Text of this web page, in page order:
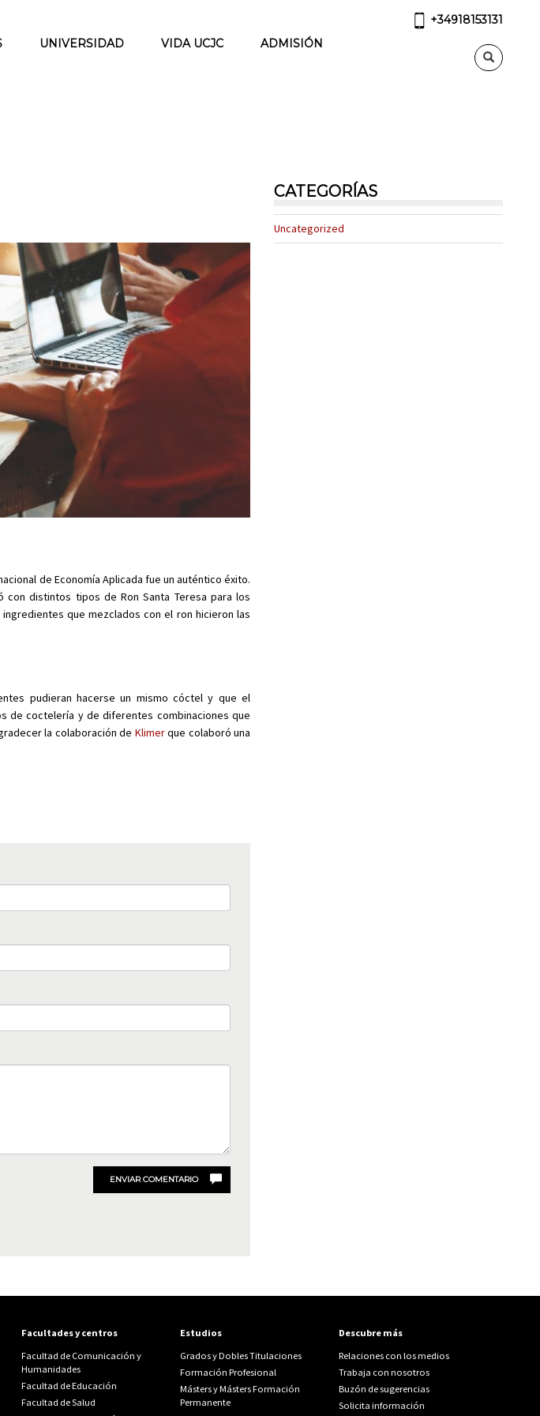
UNIVERSIDAD VIDA UCJC ADMISIÓN
+34918153131
de Economía Aplicada fue un auténtico éxito.
distintos tipos de Ron Santa Teresa para los
que mezclados con el ron hicieron las
pudieran hacerse un mismo cóctel y que el
de coctelería y de diferentes combinaciones que
la colaboración de Klimerque colaboró una
ENVIAR COMENTARIO
CATEGORÍAS
Uncategorized
Facultades y centros
Facultad de Comunicación y
Humanidades
Facultad de Educación
Facultad de Salud
Estudios
Grados y Dobles Titulaciones
Formación Profesional
Másters y Másters Formación
Permanente
Descubre más
Relaciones con los medios
Trabaja con nosotros
Buzón de sugerencias
Solicita información